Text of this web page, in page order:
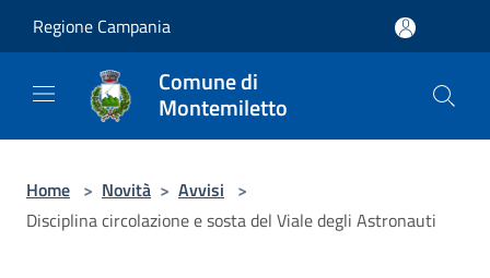
Regione Campania
Comune di
Montemiletto
Home > Novità > Avvisi >
Disciplina circolazione e sosta del Viale degli Astronauti